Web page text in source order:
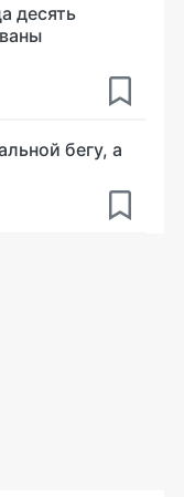
десять
бегу, а